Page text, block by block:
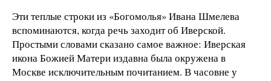
Эти теплые строки из «Богомолья» Ивана Шмелева
вспоминаются, когда речь заходит об Иверской.
Простыми словами сказано самое важное: Иверская
икона Божией Матери издавна была окружена в
Москве исключительным почитанием. В часовне у